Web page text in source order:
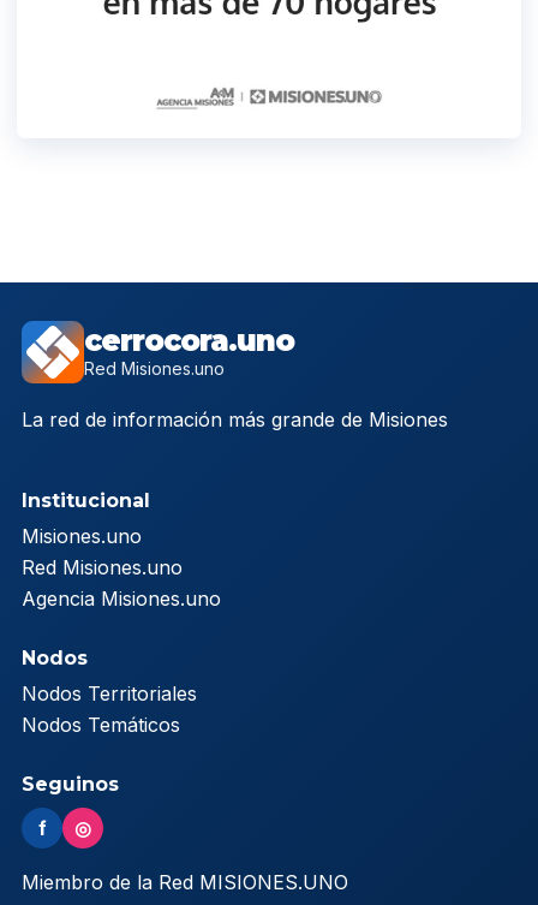
cerrocora.uno
Red Misiones.uno
La red de información más grande de Misiones
Institucional
Misiones.uno
Red Misiones.uno
Agencia Misiones.uno
Nodos
Nodos Territoriales
Nodos Temáticos
Seguinos
f ◎
Miembro de la Red MISIONES.UNO